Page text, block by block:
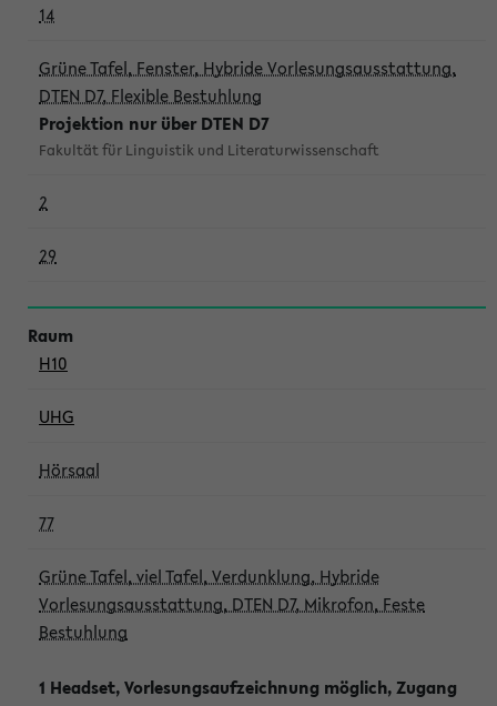
14
Grüne Tafel, Fenster, Hybride Vorlesungsausstattung,
DTEN D7, Flexible Bestuhlung
Projektion nur über DTEN D7
Fakultät für Linguistik und Literaturwissenschaft
2
29
H10
UHG
Hörsaal
77
Grüne Tafel, viel Tafel, Verdunklung, Hybride
Vorlesungsausstattung, DTEN D7, Mikrofon, Feste
Bestuhlung
1 Headset, Vorlesungsaufzeichnung möglich, Zugang